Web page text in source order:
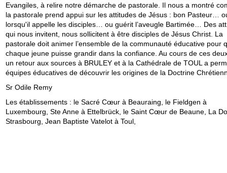
Evangiles, à relire notre démarche de pastorale. Il nous a montré
la pastorale prend appui sur les attitudes de Jésus : bon Pasteur…
lorsqu'il appelle les disciples… ou guérit l’aveugle Bartimée… Des
qui nous invitent, nous sollicitent à être disciples de Jésus Christ. La
pastorale doit animer l’ensemble de la communauté éducative pour
chaque jeune puisse grandir dans la confiance. Au cours de ces
un retour aux sources à BRULEY et à la Cathédrale de TOUL a
équipes éducatives de découvrir les origines de la Doctrine
Sr Odile Remy
Les établissements : le Sacré Cœur à Beauraing, le Fieldgen à
Luxembourg, Ste Anne à Ettelbrück, le Saint Cœur de Beaune, La
Strasbourg, Jean Baptiste Vatelot à Toul,